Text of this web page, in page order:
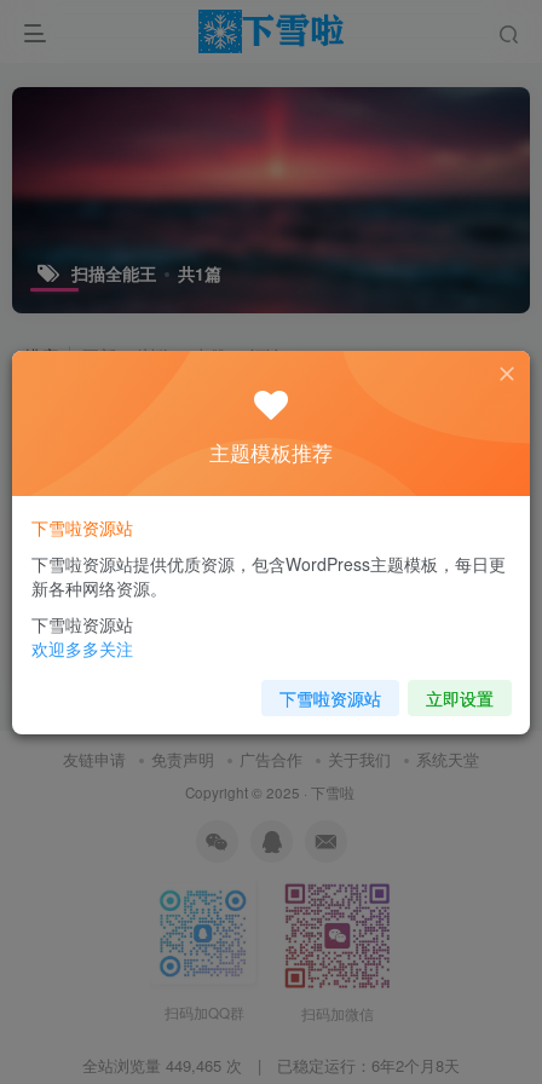
扫描全能王 共1篇
排序 更新 浏览 点赞 评论
CamScanner扫描全能王-高级
版
免费资源 工具分享
9月30日 15:38
友链申请 免责声明 广告合作 关于我们 系统天堂
Copyright © 2025 · 下雪啦
扫码加QQ群 扫码加微信
全站浏览量 449,465 次 | 已稳定运行： 6年2个月8天
主题模板推荐
下雪啦资源站
下雪啦资源站提供优质资源，包含WordPress主题模板，每日更
新各种网络资源。
下雪啦资源站
欢迎多多关注
下雪啦资源站 立即设置